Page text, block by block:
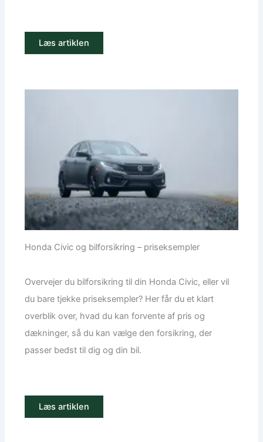
Læs artiklen
Honda Civic og bilforsikring – priseksempler
Overvejer du bilforsikring til din Honda Civic, eller vil
du bare tjekke priseksempler? Her får du et klart
overblik over, hvad du kan forvente af pris og
dækninger, så du kan vælge den forsikring, der
passer bedst til dig og din bil.
Læs artiklen